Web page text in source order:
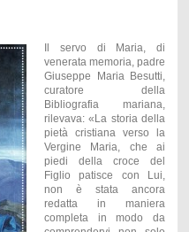
Il servo di Maria, di
venerata memoria, padre
Giuseppe Maria Besutti,
curatore della
Bibliografia mariana,
rilevava: «La storia della
pietà cristiana verso la
Vergine Maria, che ai
piedi della croce del
Figlio patisce con Lui,
non è stata ancora
redatta in maniera
completa in modo da